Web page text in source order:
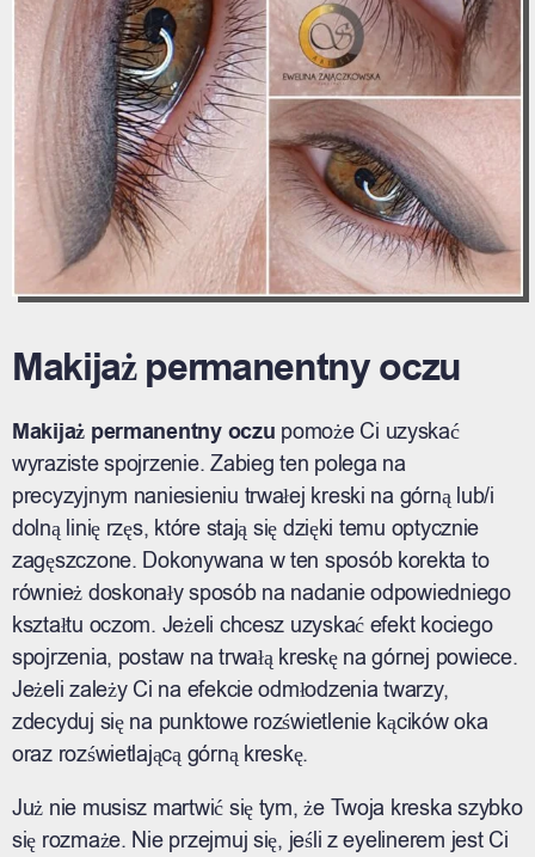
Makijaż permanentny oczu
Makijaż permanentny oczu pomoże Ci uzyskać
wyraziste spojrzenie. Zabieg ten polega na
precyzyjnym naniesieniu trwałej kreski na górną lub/i
dolną linię rzęs, które stają się dzięki temu optycznie
zagęszczone. Dokonywana w ten sposób korekta to
również doskonały sposób na nadanie odpowiedniego
kształtu oczom. Jeżeli chcesz uzyskać efekt kociego
spojrzenia, postaw na trwałą kreskę na górnej powiece.
Jeżeli zależy Ci na efekcie odmłodzenia twarzy,
zdecyduj się na punktowe rozświetlenie kącików oka
oraz rozświetlającą górną kreskę.
Już nie musisz martwić się tym, że Twoja kreska szybko
się rozmaże. Nie przejmuj się, jeśli z eyelinerem jest Ci